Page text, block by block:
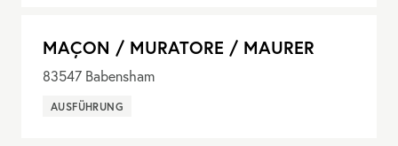
MAÇON / MURATORE / MAURER
83547 Babensham
AUSFÜHRUNG